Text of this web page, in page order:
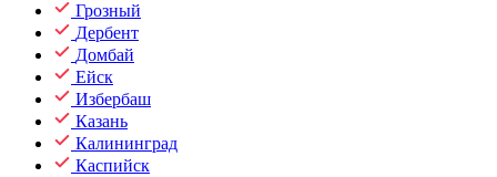
Грозный
Дербент
Домбай
Ейск
Избербаш
Казань
Калининград
Каспийск